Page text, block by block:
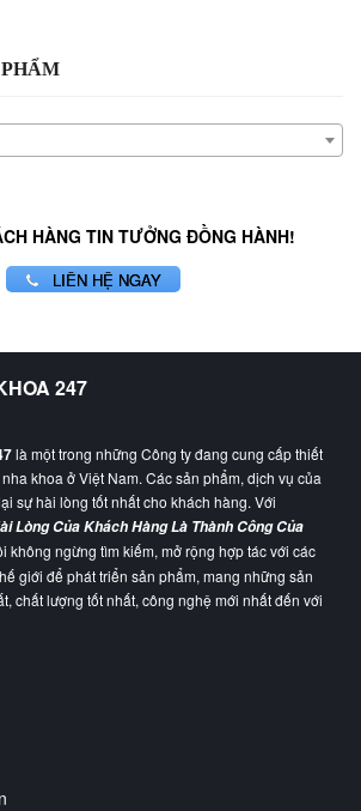
HÀNG TIN TƯỞNG ĐỒNG HÀNH!
LIÊN HỆ NGAY
247
là một trong những Công ty đang cung cấp thiết
khoa ở Việt Nam. Các sản phẩm, dịch vụ của
sự hài lòng tốt nhất cho khách hàng. Với
Lòng Của Khách Hàng Là Thành Công Của
không ngừng tìm kiếm, mở rộng hợp tác với các
giới để phát triển sản phẩm, mang những sản
chất lượng tốt nhất, công nghệ mới nhất đến với